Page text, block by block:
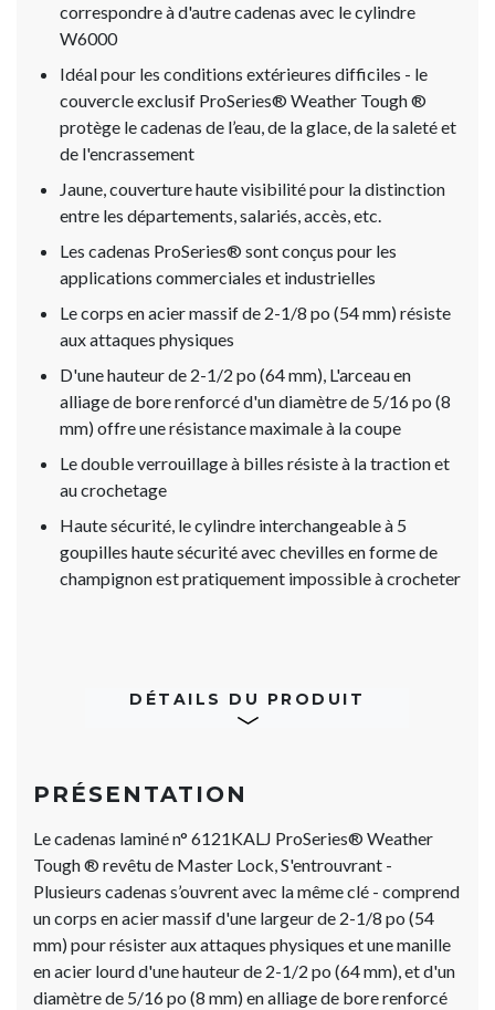
correspondre à d'autre cadenas avec le cylindre
W6000
Idéal pour les conditions extérieures difficiles - le
couvercle exclusif ProSeries® Weather Tough ®
protège le cadenas de l’eau, de la glace, de la saleté et
de l'encrassement
Jaune, couverture haute visibilité pour la distinction
entre les départements, salariés, accès, etc.
Les cadenas ProSeries® sont conçus pour les
applications commerciales et industrielles
Le corps en acier massif de 2-1/8 po (54 mm) résiste
aux attaques physiques
D'une hauteur de 2-1/2 po (64 mm), L'arceau en
alliage de bore renforcé d'un diamètre de 5/16 po (8
mm) offre une résistance maximale à la coupe
Le double verrouillage à billes résiste à la traction et
au crochetage
Haute sécurité, le cylindre interchangeable à 5
goupilles haute sécurité avec chevilles en forme de
champignon est pratiquement impossible à crocheter
DÉTAILS DU PRODUIT
PRÉSENTATION
Le cadenas laminé n° 6121KALJ ProSeries® Weather
Tough ® revêtu de Master Lock, S'entrouvrant -
Plusieurs cadenas s’ouvrent avec la même clé - comprend
un corps en acier massif d'une largeur de 2-1/8 po (54
mm) pour résister aux attaques physiques et une manille
en acier lourd d'une hauteur de 2-1/2 po (64 mm), et d'un
diamètre de 5/16 po (8 mm) en alliage de bore renforcé